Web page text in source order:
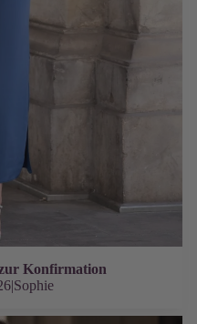
Konfirmation
|Sophie